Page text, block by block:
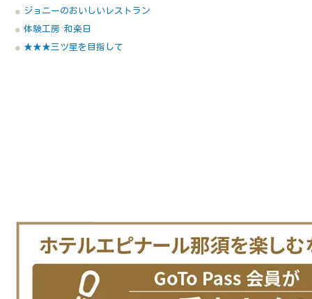
ジョニーのおいしいレストラン
体験工房 和楽日
★★★三ツ星を目指して